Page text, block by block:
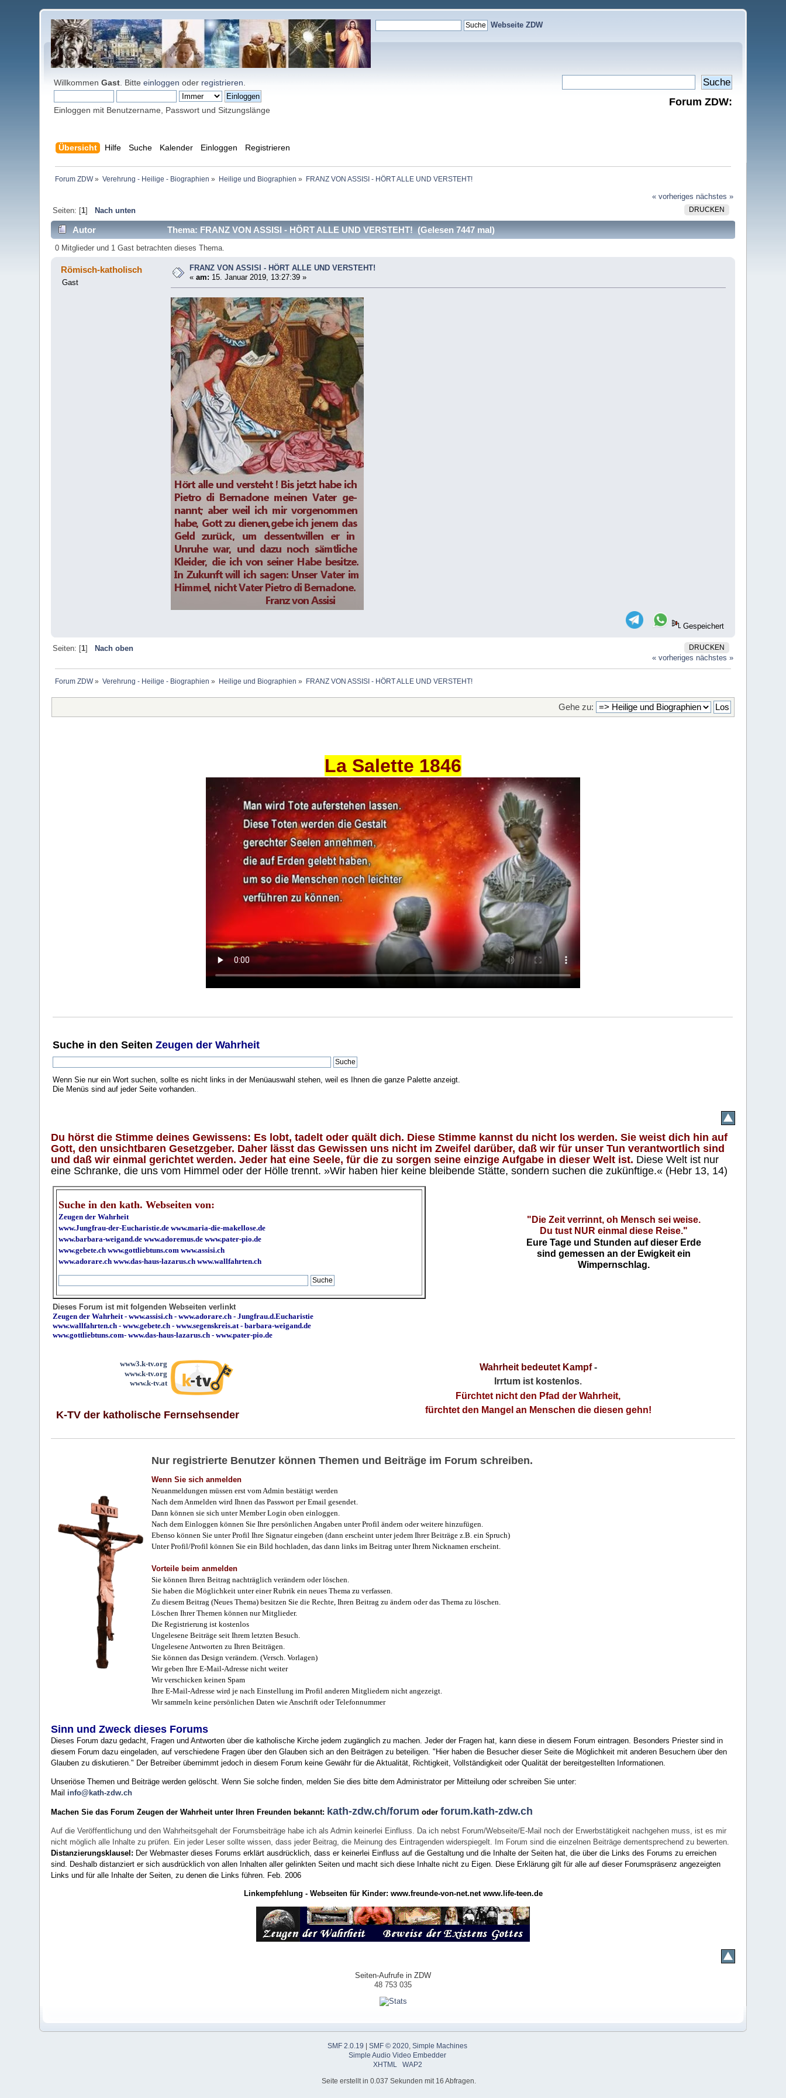
Webseite ZDW
WillkommenGast . Bitteeinloggen oder registrieren
Einloggen mit Benutzername, Passwort und Sitzungslänge
Forum ZDW:
Übersicht Hilfe Suche Kalender Einloggen Registrieren
Forum ZDW» Verehrung - Heilige - Biographien » Heilige und Biographien » FRANZ VON ASSISI - HÖRT ALLE UND VERSTEHT!
« vorheriges nächstes »
DRUCKEN
Seiten: [1] Nach unten
Autor Thema: FRANZ VON ASSISI - HÖRT ALLE UND VERSTEHT! (Gelesen 7447 mal)
0 Mitglieder und 1 Gast betrachten dieses Thema.
Römisch-katholisch
Gast
FRANZ VON ASSISI - HÖRT ALLE UND VERSTEHT!
«am: 15. Januar 2019, 13:27:39 »
Gespeichert
DRUCKEN
Seiten: [1]
Nach oben
« vorheriges nächstes »
Forum ZDW» Verehrung - Heilige - Biographien » Heilige und Biographien » FRANZ VON ASSISI - HÖRT ALLE UND VERSTEHT!
Gehe zu:
La Salette 1846
Suche in den SeitenZeugen der Wahrheit
Wenn Sie nur ein Wort suchen, sollte es nicht links in der Menüauswahl stehen, weil es Ihnen die ganze Palette anzeigt.
Die Menüs sind auf jeder Seite vorhanden..
Du hörst die Stimme deines Gewissens: Es lobt, tadelt oder quält dich. Diese Stimme kannst du nicht los werden. Sie weist dich hin auf
Gott, den unsichtbaren Gesetzgeber. Daher lässt das Gewissen uns nicht im Zweifel darüber, daß wir für unser Tun verantwortlich sind
und daß wir einmal gerichtet werden. Jeder hat eine Seele, für die zu sorgen seine einzige Aufgabe in dieser Welt ist. Diese Welt ist nur
eine Schranke, die uns vom Himmel oder der Hölle trennt. »Wir haben hier keine bleibende Stätte, sondern suchen die zukünftige.« (Hebr 13, 14)
Suche in den kath. Webseiten von:
Zeugen der Wahrheit
www.Jungfrau-der-Eucharistie.de www.maria-die-makellose.de
www.barbara-weigand.de www.adoremus.de www.pater-pio.de
www.gebete.ch www.gottliebtuns.com www.assisi.ch
www.adorare.ch www.das-haus-lazarus.ch www.wallfahrten.ch
"Die Zeit verrinnt, oh Mensch sei weise.
Du tust NUR einmal diese Reise."
Eure Tage und Stunden auf dieser Erde
sind gemessen an der Ewigkeit ein
Wimpernschlag.
Dieses Forum ist mit folgenden Webseiten verlinkt
Zeugen der Wahrheit-www.assisi.ch -www.adorare.ch -Jungfrau.d.Eucharistie
www.wallfahrten.ch -www.gebete.ch -www.segenskreis.at-barbara-weigand.de
www.gottliebtuns.com-www.das-haus-lazarus.ch - www.pater-pio.de
www3.k-tv.org
www.k-tv.org
www.k-tv.at
K-TV der katholische Fernsehsender
Wahrheit bedeutet Kampf-
Irrtum ist kostenlos.
Fürchtet nicht den Pfad der Wahrheit,
fürchtet den Mangel an Menschen die diesen gehn!
Nur registrierte Benutzer können Themen und Beiträge im Forum schreiben.
Wenn Sie sich anmelden
Neuanmeldungen müssen erst vom Admin bestätigt werden
Nach dem Anmelden wird Ihnen das Passwort per Email gesendet.
Dann können sie sich unter Member Login oben einloggen.
Nach dem Einloggen können Sie Ihre persönlichen Angaben unter Profil ändern oder weitere hinzufügen.
Ebenso können Sie unter Profil Ihre Signatur eingeben (dann erscheint unter jedem Ihrer Beiträge z.B. ein Spruch)
Unter Profil/Profil können Sie ein Bild hochladen, das dann links im Beitrag unter Ihrem Nicknamen erscheint.
Vorteile beim anmelden
Sie können Ihren Beitrag nachträglich verändern oder löschen.
Sie haben die Möglichkeit unter einer Rubrik ein neues Thema zu verfassen.
Zu diesem Beitrag (Neues Thema) besitzen Sie die Rechte, Ihren Beitrag zu ändern oder das Thema zu löschen.
Löschen Ihrer Themen können nur Mitglieder.
Die Registrierung ist kostenlos
Ungelesene Beiträge seit Ihrem letzten Besuch.
Ungelesene Antworten zu Ihren Beiträgen.
Sie können das Design verändern. (Versch. Vorlagen)
Wir geben Ihre E-Mail-Adresse nicht weiter
Wir verschicken keinen Spam
Ihre E-Mail-Adresse wird je nach Einstellung im Profil anderen Mitgliedern nicht angezeigt.
Wir sammeln keine persönlichen Daten wie Anschrift oder Telefonnummer
Sinn und Zweck dieses Forums
Dieses Forum dazu gedacht, Fragen und Antworten über die katholische Kirche jedem zugänglich zu machen. Jeder der Fragen hat, kann diese in diesem Forum eintragen. Besonders Priester sind in
diesem Forum dazu eingeladen, auf verschiedene Fragen über den Glauben sich an den Beiträgen zu beteiligen. "Hier haben die Besucher dieser Seite die Möglichkeit mit anderen Besuchern über den
Glauben zu diskutieren." Der Betreiber übernimmt jedoch in diesem Forum keine Gewähr für die Aktualität, Richtigkeit, Vollständigkeit oder Qualität der bereitgestellten Informationen.
Unseriöse Themen und Beiträge werden gelöscht. Wenn Sie solche finden, melden Sie dies bitte dem Administrator per Mitteilung oder schreiben Sie unter:
Mail info@kath-zdw.ch
Machen Sie das Forum Zeugen der Wahrheit unter Ihren Freunden bekannt: kath-zdw.ch/forum oderforum.kath-zdw.ch
Auf die Veröffentlichung und den Wahrheitsgehalt der Forumsbeiträge habe ich als Admin keinerlei Einfluss. Da ich nebst Forum/Webseite/E-Mail noch der Erwerbstätigkeit nachgehen muss, ist es mir
nicht möglich alle Inhalte zu prüfen. Ein jeder Leser sollte wissen, dass jeder Beitrag, die Meinung des Eintragenden widerspiegelt. Im Forum sind die einzelnen Beiträge dementsprechend zu bewerten.
Distanzierungsklausel: Der Webmaster dieses Forums erklärt ausdrücklich, dass er keinerlei Einfluss auf die Gestaltung und die Inhalte der Seiten hat, die über die Links des Forums zu erreichen
sind. Deshalb distanziert er sich ausdrücklich von allen Inhalten aller gelinkten Seiten und macht sich diese Inhalte nicht zu Eigen. Diese Erklärung gilt für alle auf dieser Forumspräsenz angezeigten
Links und für alle Inhalte der Seiten, zu denen die Links führen. Feb. 2006
Linkempfehlung - Webseiten für Kinder: www.freunde-von-net.net www.life-teen.de
Seiten-Aufrufe in ZDW
48 753 035
SMF 2.0.19 SMF © 2020, Simple Machines
Simple Audio Video Embedder
XHTML
WAP2
Seite erstellt in 0.037 Sekunden mit 16 Abfragen.